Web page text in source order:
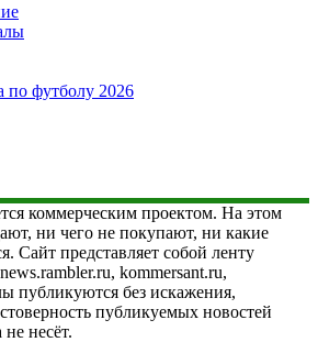
по футболу 2026
коммерческим проектом. На этом
ни чего не покупают, ни какие
Сайт представляет собой ленту
kommersant.ru,
публикуются без искажения,
публикуемых новостей
несёт.